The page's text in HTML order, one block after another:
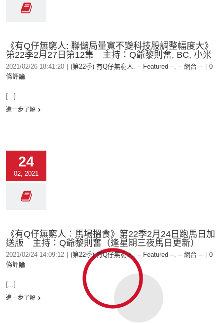
《有Q仔無窮人: 聯儲局量寬不變科技股調整幅度大》
第22季2月27日第12集 主持：Q爺黎則奮, BC, 小米
2021/02/26 18:41:20 (第22季) 有Q仔無窮人, -- Featured --, -- 網台 --
0
條評論
[...]
進一步了解
24
02, 2021
《有Q仔無窮人︰馬場搵食》第22季2月24日跑馬日加
送版 主持：Q爺黎則奮（逢星期三夜馬日更新）
2021/02/24 14:09:12 (第22季) 有Q仔無窮人, -- Featured --, -- 網台 --
0
條評論
[...]
進一步了解